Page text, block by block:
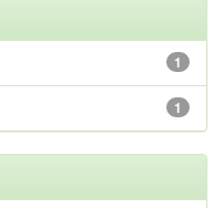
1
1